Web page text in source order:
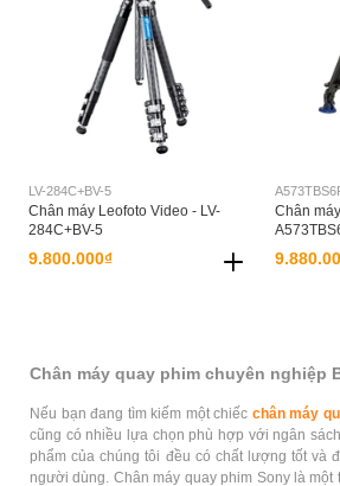
LV-284C+BV-5
Chân máy Leofoto Video - LV-
284C+BV-5
9.800.000₫
Chân
Chân máy quay phim chuyên nghiệp
Nếu bạn đang tìm kiếm một chiếc chân máy
cũng có nhiều lựa chọn phù hợp với ngân
phẩm của chúng tôi đều có chất lượng tốt và
người dùng. Chân máy quay phim Sony là